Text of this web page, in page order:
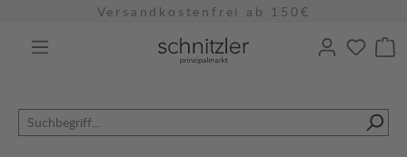
Versandkostenfrei ab 150€